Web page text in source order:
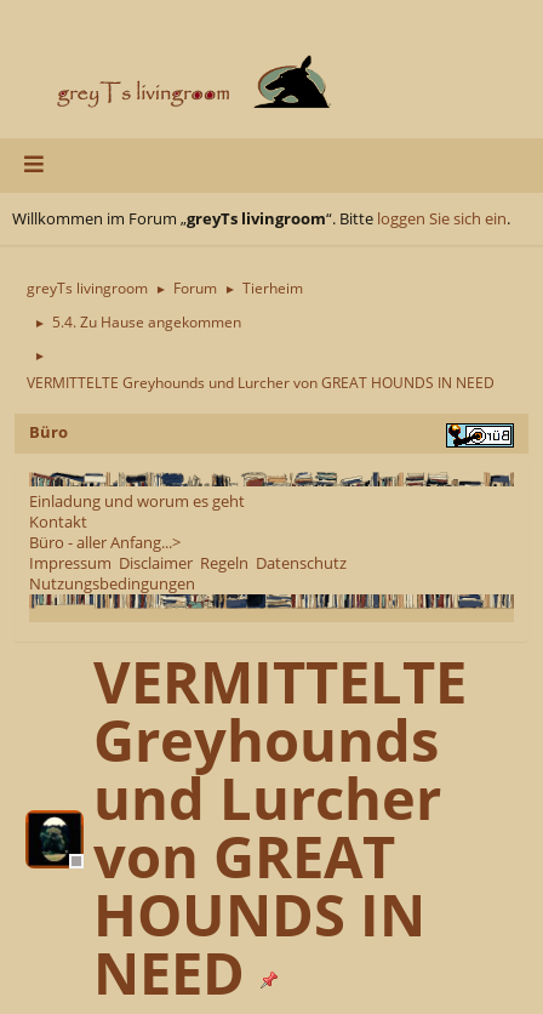
Willkommen im Forum „greyTs livingroom“. Bitte loggen Sie sich ein.
greyTs livingroom ► Forum ► Tierheim
► 5.4. Zu Hause angekommen
►
VERMITTELTE Greyhounds und Lurcher von GREAT HOUNDS IN NEED
Büro
Einladung und worum es geht
Kontakt
Büro - aller Anfang...>
Impressum Disclaimer Regeln Datenschutz
Nutzungsbedingungen
VERMITTELTE
Greyhounds
und Lurcher
von GREAT
HOUNDS IN
NEED